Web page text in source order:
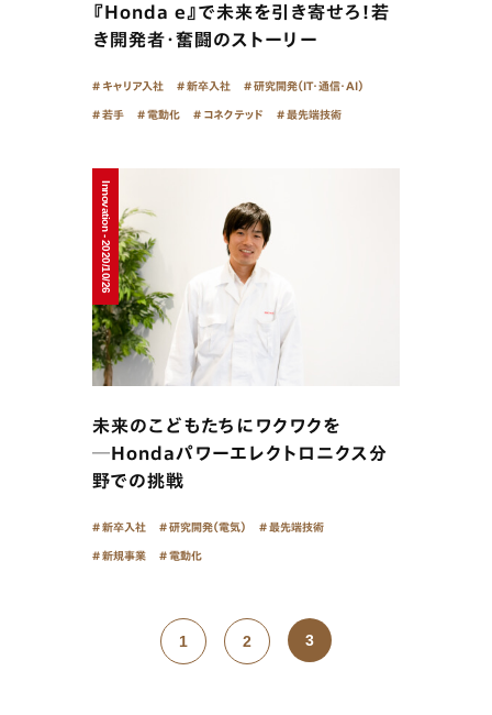
『Honda e』で未来を引き寄せろ！若
き開発者・奮闘のストーリー
キャリア入社 新卒入社 研究開発（IT・通信・AI）
若手 電動化 コネクテッド 最先端技術
Innovation - 2020/10/26
未来のこどもたちにワクワクを
─Hondaパワーエレクトロニクス分
野での挑戦
新卒入社 研究開発（電気） 最先端技術
新規事業 電動化
1 2 3